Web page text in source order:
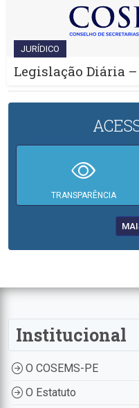
JURÍDICO
Legislação Diária
TRANSPARÊNCIA
Institucional
O COSEMS-PE
O Estatuto